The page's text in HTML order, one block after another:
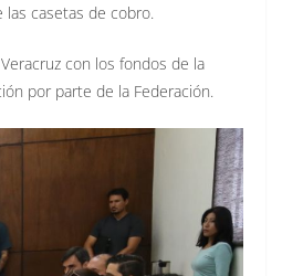
las casetas de cobro.
con los fondos de la
por parte de la Federación.